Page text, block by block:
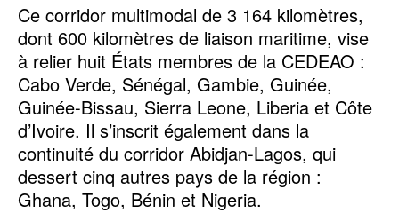
Ce corridor multimodal de 3 164 kilomètres,
dont 600 kilomètres de liaison maritime, vise
à relier huit États membres de la CEDEAO :
Cabo Verde, Sénégal, Gambie, Guinée,
Guinée-Bissau, Sierra Leone, Liberia et Côte
d’Ivoire. Il s’inscrit également dans la
continuité du corridor Abidjan-Lagos, qui
dessert cinq autres pays de la région :
Ghana, Togo, Bénin et Nigeria.